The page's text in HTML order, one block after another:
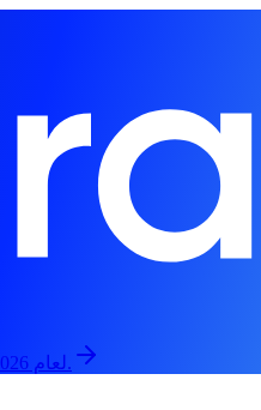
رؤية YOLO لعام 2026: تعود فعالية الرؤية الحاسوبية العالمية في 13 سبتمبر، حضورياً وعبر الإنترنت.